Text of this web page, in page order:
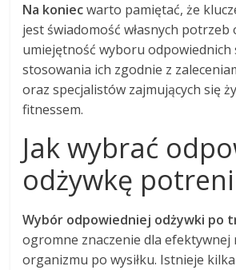
Na koniecwarto pamiętać, że
jest świadomość własnych potrzeb
umiejętność wyboru odpowiednich
stosowania ich zgodnie z
oraz specjalistów zajmujących się
fitnessem.
Jak wybrać
odżywkę
Wybór odpowiedniej odżywki po
ogromne znaczenie dla efektywnej
organizmu po wysiłku. Istnieje